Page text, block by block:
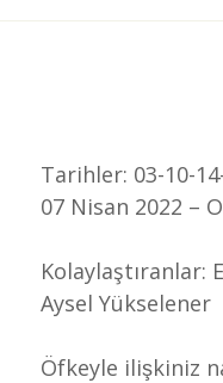
Tarihler: 03-10-
07 Nisan 2022 –
Kolaylaştıranlar:
Aysel Yükselener
Öfkeyle ilişkiniz